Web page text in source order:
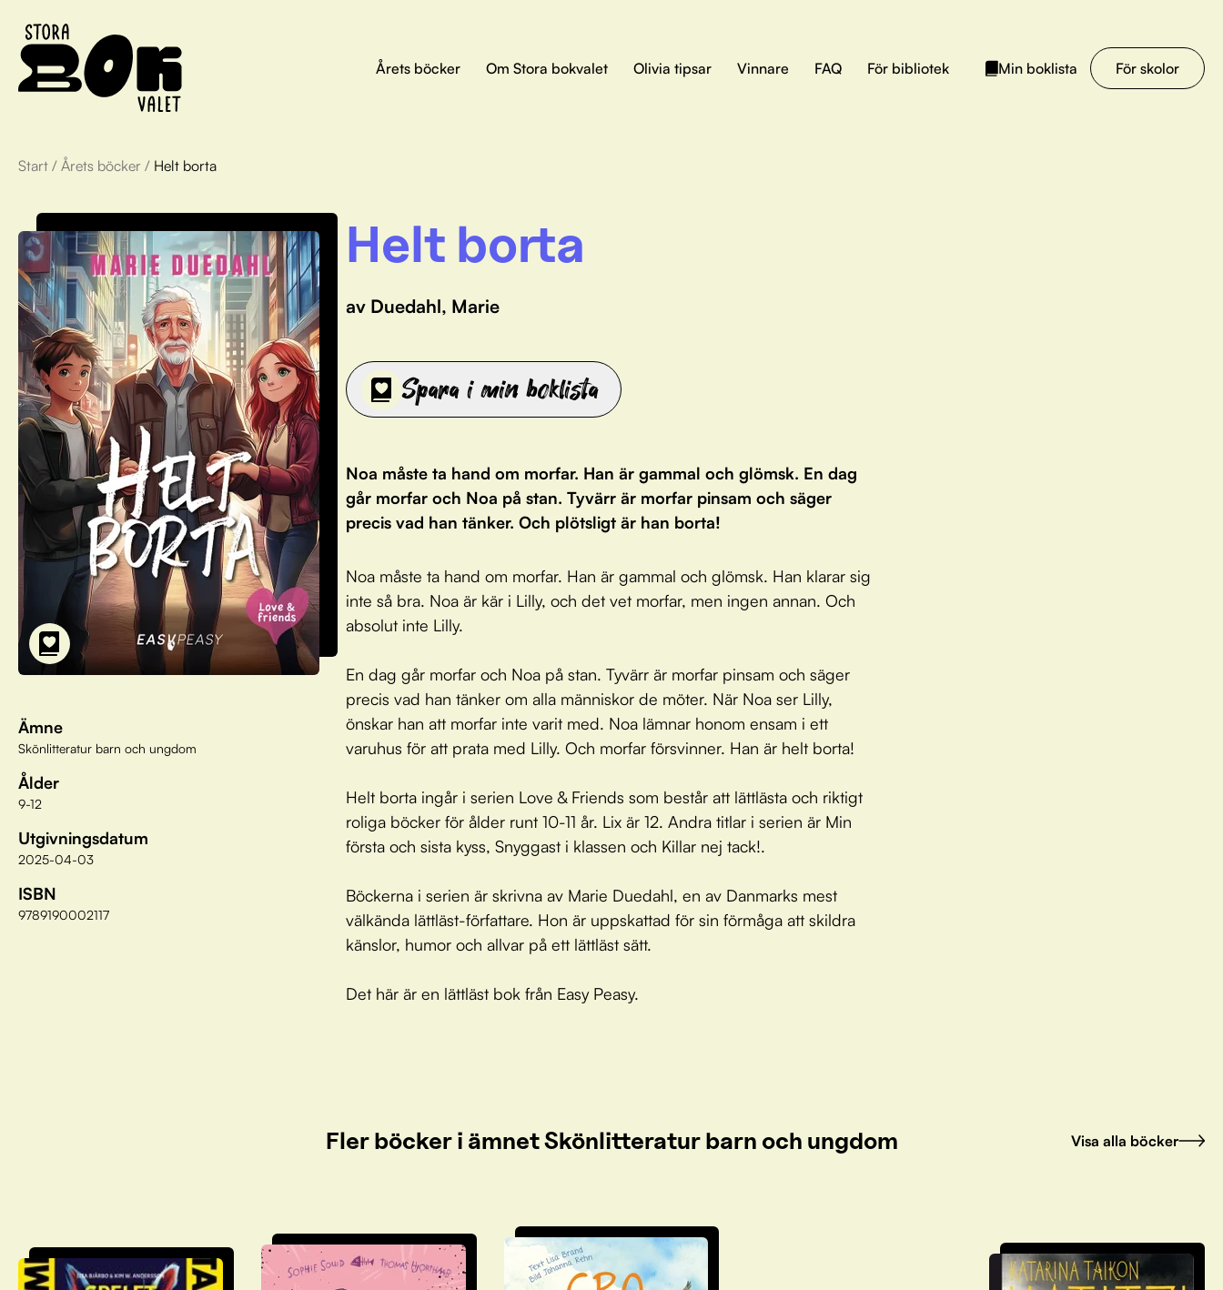
Årets böcker Om Stora bokvalet Olivia tipsar Vinnare FAQ För bibliotek Min boklista För skolor
Start / Årets böcker / Helt borta
Ämne
Skönlitteratur barn och ungdom
Ålder
9-12
Utgivningsdatum
2025-04-03
ISBN
9789190002117
Helt borta
av Duedahl, Marie
Spara i min boklista
Noa måste ta hand om morfar. Han är gammal och glömsk. En dag
går morfar och Noa på stan. Tyvärr är morfar pinsam och säger
precis vad han tänker. Och plötsligt är han borta!
Noa måste ta hand om morfar. Han är gammal och glömsk. Han klarar sig
inte så bra. Noa är kär i Lilly, och det vet morfar, men ingen annan. Och
absolut inte Lilly.
En dag går morfar och Noa på stan. Tyvärr är morfar pinsam och säger
precis vad han tänker om alla människor de möter. När Noa ser Lilly,
önskar han att morfar inte varit med. Noa lämnar honom ensam i ett
varuhus för att prata med Lilly. Och morfar försvinner. Han är helt borta!
Helt borta ingår i serien Love & Friends som består att lättlästa och riktigt
roliga böcker för ålder runt 10-11 år. Lix är 12. Andra titlar i serien är Min
första och sista kyss, Snyggast i klassen och Killar nej tack!.
Böckerna i serien är skrivna av Marie Duedahl, en av Danmarks mest
välkända lättläst-författare. Hon är uppskattad för sin förmåga att skildra
känslor, humor och allvar på ett lättläst sätt.
Det här är en lättläst bok från Easy Peasy.
Fler böcker i ämnet Skönlitteratur barn och ungdom Visa alla böcker